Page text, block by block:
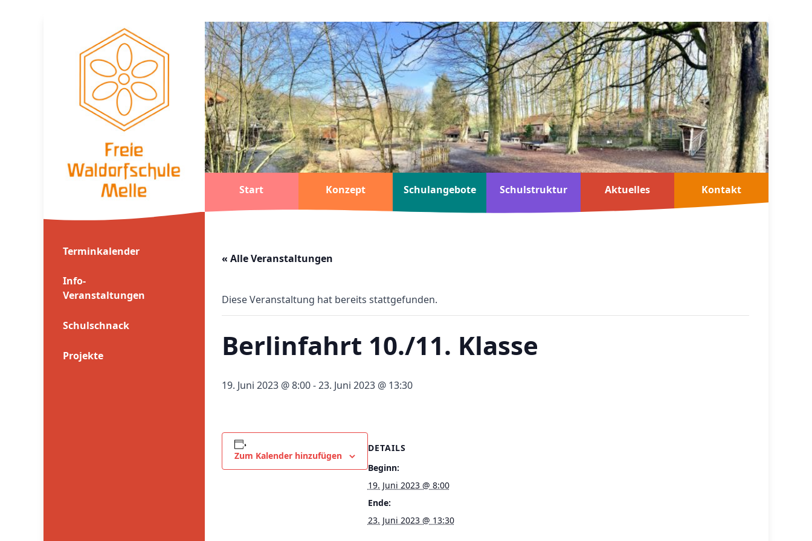
Start Konzept Schulangebote Schulstruktur Aktuelles Kontakt
Terminkalender
Info-
Veranstaltungen
Schulschnack
Projekte
« Alle Veranstaltungen
Diese Veranstaltung hat bereits stattgefunden.
Berlinfahrt 10./11. Klasse
19. Juni 2023 @ 8:00-23. Juni 2023 @ 13:30
Zum Kalender hinzufügen
DETAILS
Beginn:
19. Juni 2023 @ 8:00
Ende:
23. Juni 2023 @ 13:30